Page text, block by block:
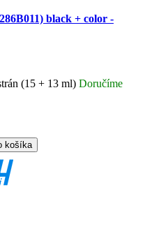
black + color -
(15 + 13 ml) Doručíme
košíka